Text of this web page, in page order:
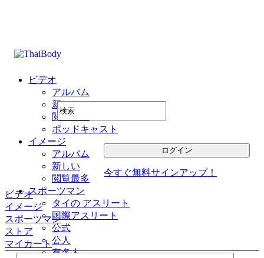
ビデオ
アルバム
新しい
閲覧最多
ポッドキャスト
イメージ
アルバム
新しい
閲覧最多
スポーツマン
タイの アスリート
国際アスリート
公式
公人
有名人
今すぐ無料サインアップ！
ビデオ
イメージ
スポーツマン
ストア
マイカート